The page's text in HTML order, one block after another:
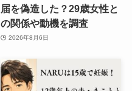
届を偽造した？29歳女性と
の関係や動機を調査
2026年8月6日